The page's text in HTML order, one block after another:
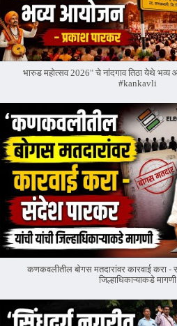
भारुड महोत्सव 2026" चे नांदगाव तिठा येथे
#kankavli
कणकवलीतील बोगस मतदारांवर‌ कारवाई करा -
जिल्हाधिकाऱ्याकडे मागणी